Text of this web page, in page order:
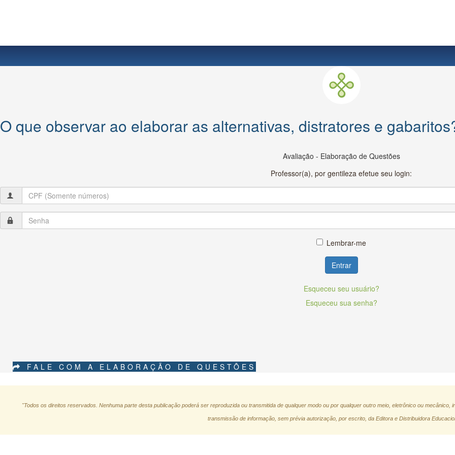
O que observar ao elaborar as alternativas, distratores e
Avaliação - Elaboração de Questões
Professor(a), por gentileza efetue seu login:
Lembrar-me
Entrar
Esqueceu seu usuário?
Esqueceu sua senha?
FALE COM A ELABORAÇÃO DE QUESTÕES
"Todos os direitos reservados. Nenhuma parte desta publicação poderá ser reproduzida ou transmitida de qualquer modo ou por qualquer outro meio, eletrônico ou
transmissão de informação, sem prévia autorização, por escrito, da Editora e Distribuidora